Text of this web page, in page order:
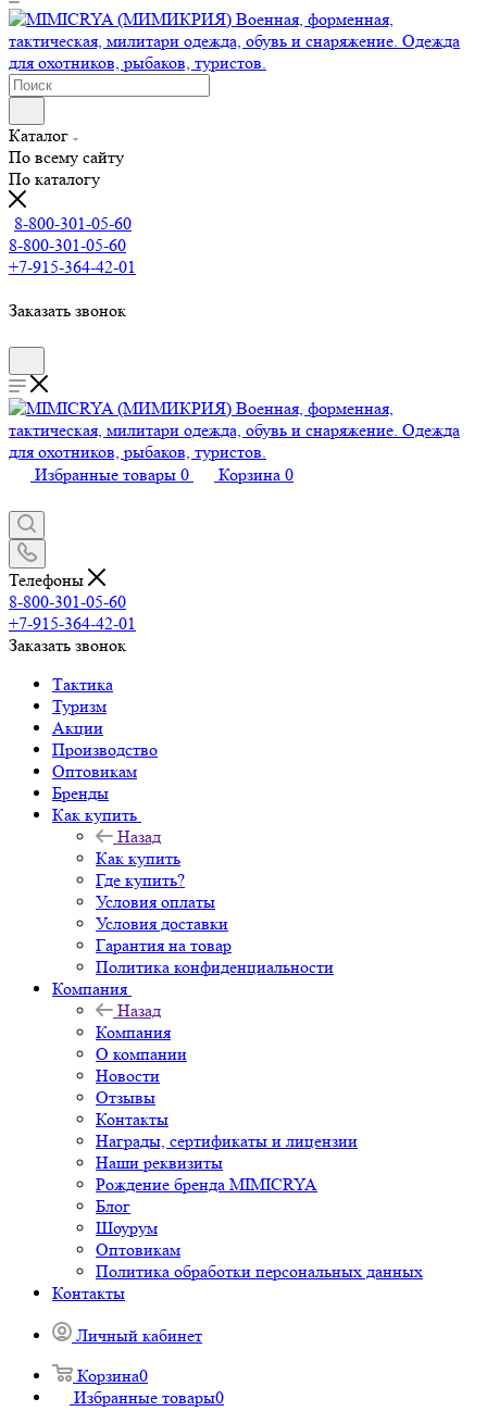
Каталог
По всему сайту
По каталогу
8-800-301-05-60
8-800-301-05-60
+7-915-364-42-01
Заказать звонок
Избранные товары 0 Корзина 0
Телефоны
8-800-301-05-60
+7-915-364-42-01
Заказать звонок
Тактика
Туризм
Акции
Производство
Оптовикам
Бренды
Как купить
Назад
Как купить
Где купить?
Условия оплаты
Условия доставки
Гарантия на товар
Политика конфиденциальности
Компания
Назад
Компания
О компании
Новости
Отзывы
Контакты
Награды, сертификаты и лицензии
Наши реквизиты
Рождение бренда MIMICRYA
Блог
Шоурум
Оптовикам
Политика обработки персональных данных
Контакты
Личный кабинет
Корзина0
Избранные товары0